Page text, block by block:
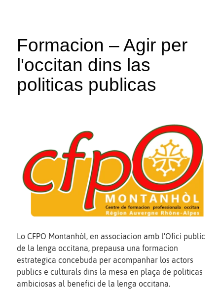
Formacion – Agir per
l'occitan dins las
politicas publicas
Lo CFPO Montanhòl, en associacion amb l'Ofici public
de la lenga occitana, prepausa una formacion
estrategica concebuda per acompanhar los actors
publics e culturals dins la mesa en plaça de politicas
ambiciosas al benefici de la lenga occitana.